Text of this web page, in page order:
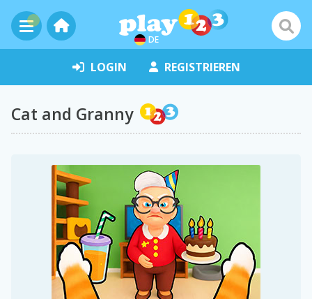
DE
LOGIN REGISTRIEREN
Cat and Granny